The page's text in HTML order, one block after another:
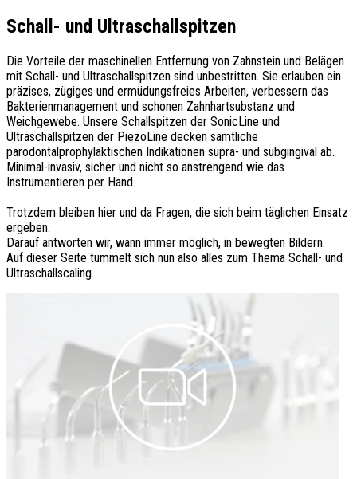
Schall- und Ultraschallspitzen
Die Vorteile der maschinellen Entfernung von Zahnstein und Belägen
mit Schall- und Ultraschallspitzen sind unbestritten. Sie erlauben ein
präzises, zügiges und ermüdungsfreies Arbeiten, verbessern das
Bakterienmanagement und schonen Zahnhartsubstanz und
Weichgewebe. Unsere Schallspitzen der SonicLine und
Ultraschallspitzen der PiezoLine decken sämtliche
parodontalprophylaktischen Indikationen supra- und subgingival ab.
Minimal-invasiv, sicher und nicht so anstrengend wie das
Instrumentieren per Hand.
Trotzdem bleiben hier und da Fragen, die sich beim täglichen Einsatz
ergeben.
Darauf antworten wir, wann immer möglich, in bewegten Bildern.
Auf dieser Seite tummelt sich nun also alles zum Thema Schall- und
Ultraschallscaling.